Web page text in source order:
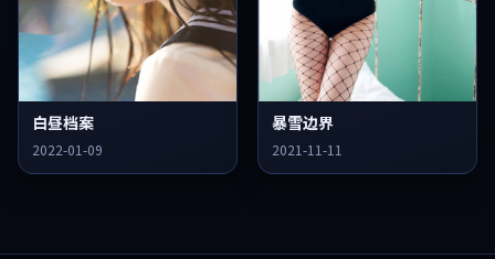
白昼档案
2022-01-09
暴雪边界
2021-11-11